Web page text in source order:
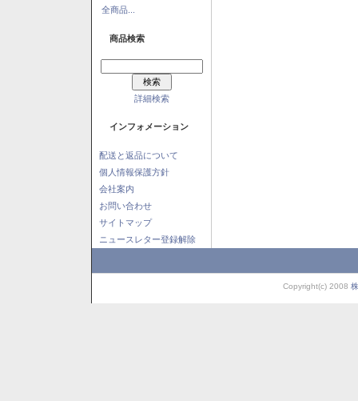
全商品...
商品検索
詳細検索
インフォメーション
配送と返品について
個人情報保護方針
会社案内
お問い合わせ
サイトマップ
ニュースレター登録解除
Copyright(c) 2008